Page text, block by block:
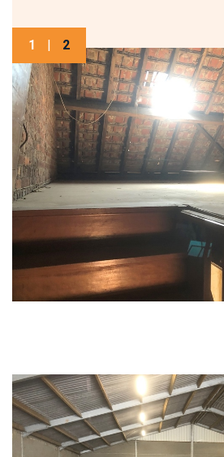
1 | 2